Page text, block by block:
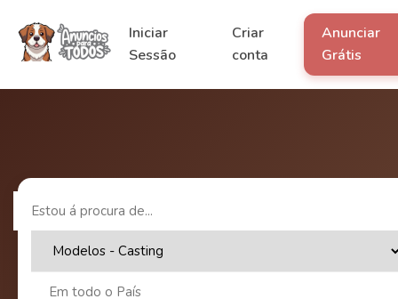
Iniciar
Sessão
Criar
conta
Anunciar
Grátis